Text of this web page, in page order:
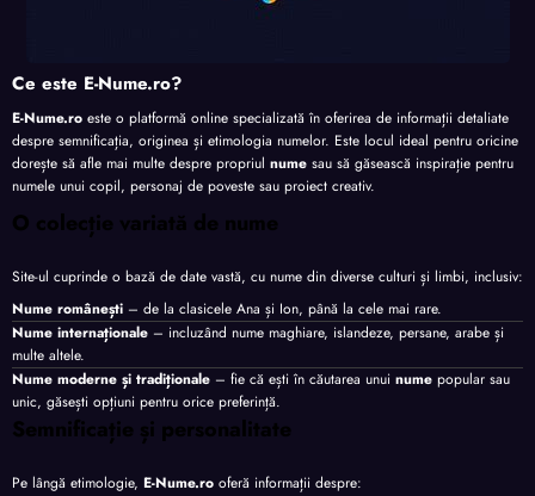
Ce este E-Nume.ro?
E-Nume.ro este o platformă online specializată în oferirea de informații detaliate
despre semnificația, originea și etimologia numelor. Este locul ideal pentru oricine
dorește să afle mai multe despre propriul nume sau să găsească inspirație pentru
numele unui copil, personaj de poveste sau proiect creativ.
O colecție variată de nume
Site-ul cuprinde o bază de date vastă, cu nume din diverse culturi și limbi, inclusiv:
Nume românești – de la clasicele Ana și Ion, până la cele mai rare.
Nume internaționale – incluzând nume maghiare, islandeze, persane, arabe și
multe altele.
Nume moderne și tradiționale – fie că ești în căutarea unui nume popular sau
unic, găsești opțiuni pentru orice preferință.
Semnificație și personalitate
Pe lângă etimologie, E-Nume.ro oferă informații despre: